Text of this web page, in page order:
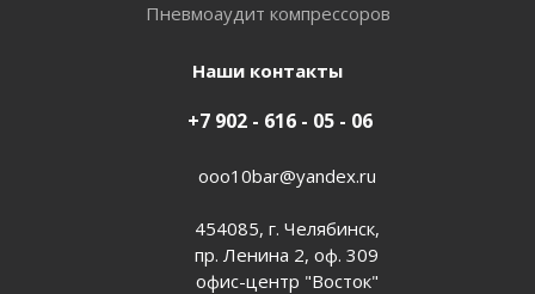
Пневмоаудит компрессоров
Наши контакты
+7 902 - 616 - 05 - 06
ooo10bar@yandex.ru
454085, г. Челябинск,
пр. Ленина 2, оф. 309
офис-центр "Восток"